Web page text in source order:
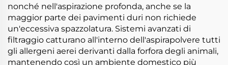
nonché nell'aspirazione profonda, anche se la
maggior parte dei pavimenti duri non richiede
un'eccessiva spazzolatura. Sistemi avanzati di
filtraggio catturano all'interno dell'aspirapolvere tutti
gli allergeni aerei derivanti dalla forfora degli animali,
mantenendo così un ambiente domestico più